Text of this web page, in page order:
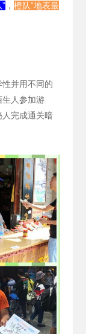
， 橙队“地表最
并用不同的
人参加游
完成通关暗